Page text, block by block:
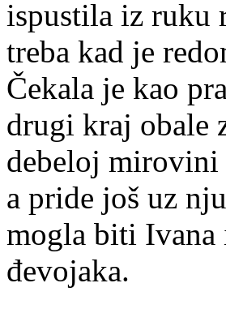
ispustila iz ruku
treba kad je
Čekala je kao
drugi kraj obale
debeloj mirovini
a pride još uz
mogla biti
đevojaka.